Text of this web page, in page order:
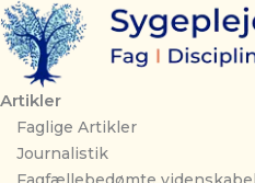
Gå
til
indholdet
Artikler
Faglige Artikler
Journalistik